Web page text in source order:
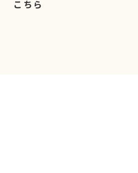
こちら